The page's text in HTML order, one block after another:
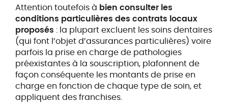
Attention toutefois à bien consulter les
conditions particulières des contrats locaux
proposés : la plupart excluent les soins dentaires
(qui font l’objet d’assurances particulières) voire
parfois la prise en charge de pathologies
préexistantes à la souscription, plafonnent de
façon conséquente les montants de prise en
charge en fonction de chaque type de soin, et
appliquent des franchises.